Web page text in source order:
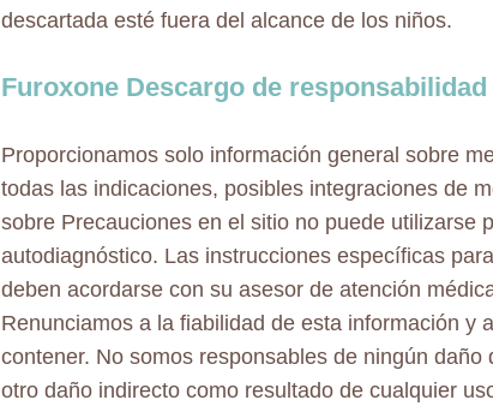
descartada esté fuera del alcance de los niños.
Furoxone Descargo de responsabilidad
Proporcionamos solo información general sobre
todas las indicaciones, posibles integraciones de
sobre Precauciones en el sitio no puede utilizarse
autodiagnóstico. Las instrucciones específicas
deben acordarse con su asesor de atención
Renunciamos a la fiabilidad de esta información y
contener. No somos responsables de ningún daño
otro daño indirecto como resultado de cualquier